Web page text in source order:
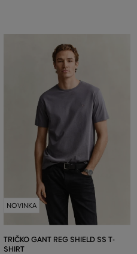
NOVINKA
TRIČKO GANT REG SHIELD SS T-
SHIRT